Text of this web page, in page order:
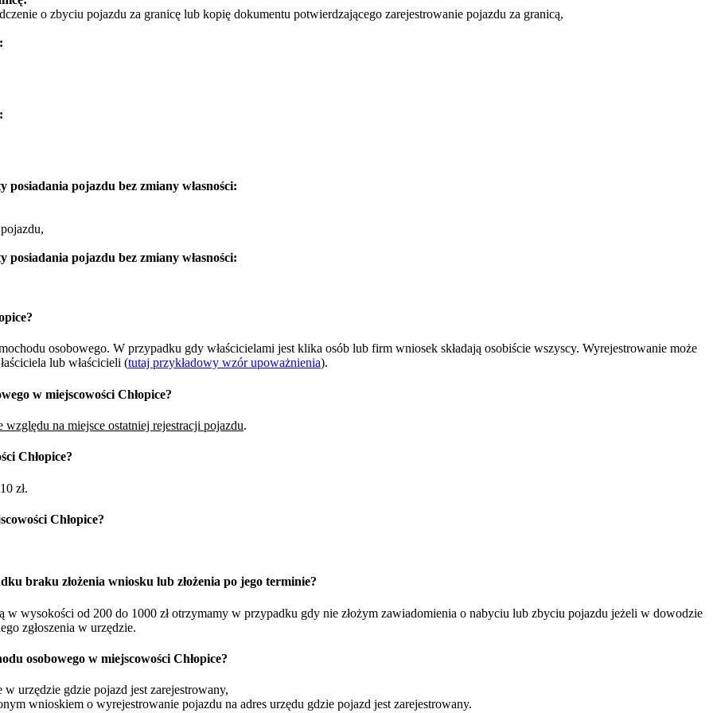
o zbyciu pojazdu za granicę lub kopię dokumentu potwierdzającego zarejestrowanie pojazdu za granicą,
pojazdu bez zmiany własności:
pojazdu bez zmiany własności:
osobowego. W przypadku gdy właścicielami jest klika osób lub firm wniosek składają osobiście wszyscy. Wyrejestrowanie może
lub właścicieli (tutaj przykładowy wzór upoważnienia).
w miejscowości Chłopice?
względu na miejsce ostatniej rejestracji pojazdu.
Chłopice?
zł.
Chłopice?
braku złożenia wniosku lub złożenia po jego terminie?
w wysokości od 200 do 1000 zł otrzymamy w przypadku gdy nie złożym zawiadomienia o nabyciu lub zbyciu pojazdu jeżeli w dowodzie
zgłoszenia w urzędzie.
osobowego w miejscowości Chłopice?
urzędzie gdzie pojazd jest zarejestrowany,
wnioskiem o wyrejestrowanie pojazdu na adres urzędu gdzie pojazd jest zarejestrowany.